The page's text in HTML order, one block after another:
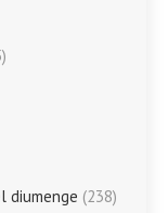
diumenge (238)